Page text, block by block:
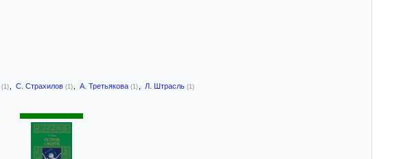
(1) С. Страхилов (1) А. Третьякова (1) Л. Штрасль (1)